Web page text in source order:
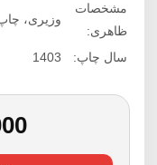
مشخصات
ظاهری:
وزیری،
سال چاپ: 1403